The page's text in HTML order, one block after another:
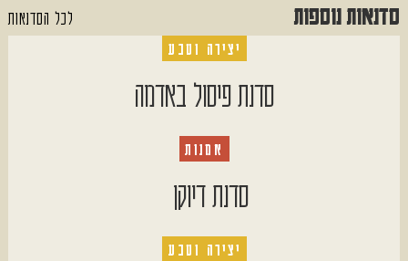
סדנאות נוספות לכל הסדנאות
יצירה וטבע
סדנת פיסול באדמה
אמנות
סדנת דיוקן
יצירה וטבע